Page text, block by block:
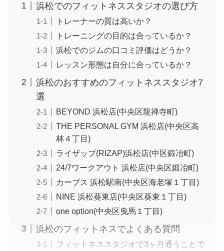
浜松でのフィットネススタジオの選び方
トレーナーの質は高いか？
トレーニングの目的は合っているか？
浜松でのジムの口コミ評価はどうか？
レッスン形態は自分に合っているか？
浜松のおすすめのフィットネススタジオ7
選
BEYOND 浜松店(中央区龍禅寺町)
THE PERSONAL GYM 浜松店(中央区高
林４丁目)
ライザップ(RIZAP)浜松店(中区鍛冶町)
24/7ワークアウト 浜松店(中央区鍛冶町)
カーブス 浜松駅南(中央区海老塚１丁目)
NINE 浜松葵東店(中央区葵東１丁目)
one option(中央区曳馬１丁目)
浜松のフィットネスでよくある質問
フィットネススタジオで3ヶ月通うことで